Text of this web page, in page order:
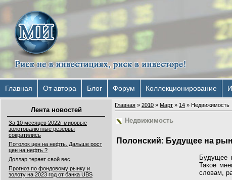
Главная От автора Блог Форум Коллекционирование
Лента новостей
За 10 месяцев 2022г мировые
золотовалютные резервы
сократились
Потолок цен на нефть. Дальше рост
цен на нефть ?
Доллар теряет свой вес
Прогноз по фондовому рынку и
золоту на 2023 год от банка UBS
Главная » 2010 » Март » 14 » Недвижимость
Недвижимость
Полонский: Будущее на
Будущее
Такое
словам,